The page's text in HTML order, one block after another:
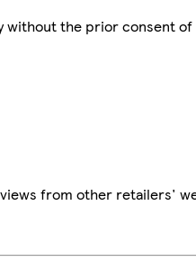
without the prior consent
from other retailers'